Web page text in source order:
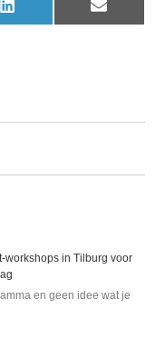
LinkedIn Email
workshops in Tilburg voor
en geen idee wat je